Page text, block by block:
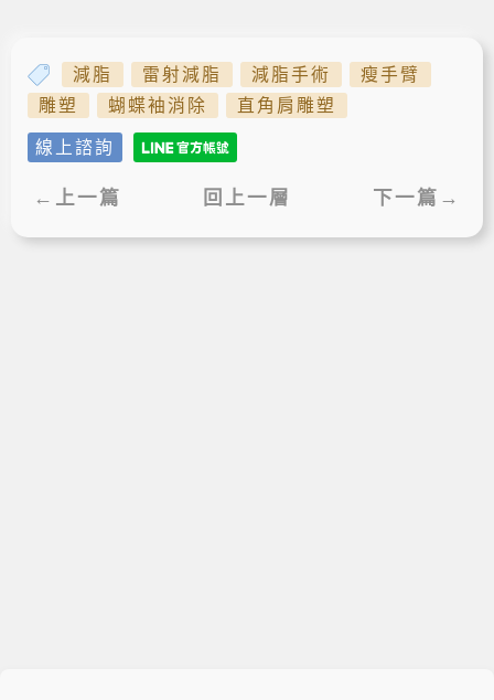
減脂 雷射減脂 減脂手術
瘦手臂
雕塑
蝴蝶袖消除 直角肩雕塑
線上諮詢
←上一篇 回上一層 下一篇→